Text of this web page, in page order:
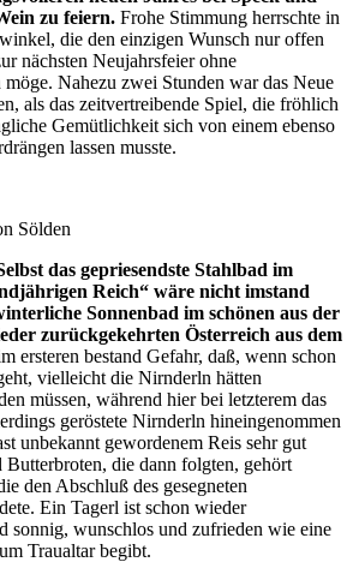
zu feiern. Frohe Stimmung herrschte in
die den einzigen Wunsch nur offen
nächsten Neujahrsfeier ohne
Nahezu zwei Stunden war das Neue
als das zeitvertreibende Spiel, die fröhlich
Gemütlichkeit sich von einem ebenso
lassen musste.
Sölden
das gepriesendste Stahlbad im
Reich“ wäre nicht imstand
Sonnenbad im schönen aus der
zurückgekehrten Österreich aus dem
ersteren bestand Gefahr, daß, wenn schon
vielleicht die Nirnderln hätten
müssen, während hier bei letzterem das
geröstete Nirnderln hineingenommen
unbekannt gewordenem Reis sehr gut
die dann folgten, gehört
den Abschluß des gesegneten
Ein Tagerl ist schon wieder
sonnig, wunschlos und zufrieden wie eine
Traualtar begibt.